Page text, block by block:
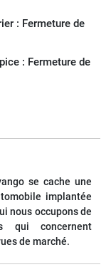
: Fermeture de
: Fermeture de
se cache une
implantée
nous occupons de
qui concernent
de marché.